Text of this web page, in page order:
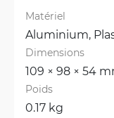
Matériel
Aluminium,
Dimensions
109 × 98 × 54
Poids
0.17 kg